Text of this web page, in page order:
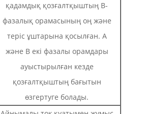
қадамдық қозғалтқыштың В-
фазалық орамасының оң және
теріс ұштарына қосылған. А
және В екі фазалы орамдары
ауыстырылған кезде
қозғалтқыштың бағытын
өзгертуге болады.